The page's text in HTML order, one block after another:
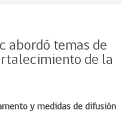
abordó temas de
de la
y medidas de difusión